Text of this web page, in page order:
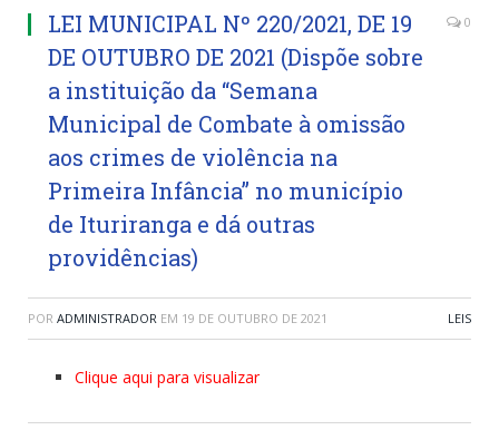
LEI MUNICIPAL Nº 220/2021, DE 19
DE OUTUBRO DE 2021 (Dispõe sobre
a instituição da “Semana
Municipal de Combate à omissão
aos crimes de violência na
Primeira Infância” no município
de Ituriranga e dá outras
providências)
0
POR ADMINISTRADOR EM 19 DE OUTUBRO DE 2021 LEIS
Clique aqui para visualizar